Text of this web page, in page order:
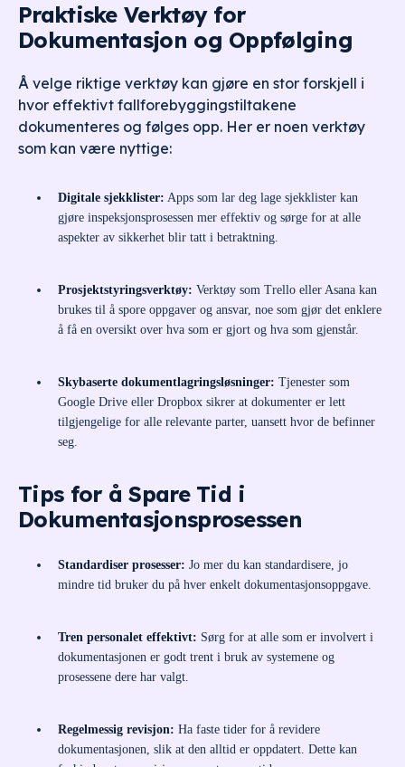
Praktiske Verktøy for
Dokumentasjon og Oppfølging
Å velge riktige verktøy kan gjøre en stor forskjell i
hvor effektivt fallforebyggingstiltakene
dokumenteres og følges opp. Her er noen verktøy
som kan være nyttige:
Digitale sjekklister: Apps som lar deg lage sjekklister kan
gjøre inspeksjonsprosessen mer effektiv og sørge for at alle
aspekter av sikkerhet blir tatt i betraktning.
Prosjektstyringsverktøy: Verktøy som Trello eller Asana kan
brukes til å spore oppgaver og ansvar, noe som gjør det enklere
å få en oversikt over hva som er gjort og hva som gjenstår.
Skybaserte dokumentlagringsløsninger: Tjenester som
Google Drive eller Dropbox sikrer at dokumenter er lett
tilgjengelige for alle relevante parter, uansett hvor de befinner
seg.
Tips for å Spare Tid i
Dokumentasjonsprosessen
Standardiser prosesser: Jo mer du kan standardisere, jo
mindre tid bruker du på hver enkelt dokumentasjonsoppgave.
Tren personalet effektivt: Sørg for at alle som er involvert i
dokumentasjonen er godt trent i bruk av systemene og
prosessene dere har valgt.
Regelmessig revisjon: Ha faste tider for å revidere
dokumentasjonen, slik at den alltid er oppdatert. Dette kan